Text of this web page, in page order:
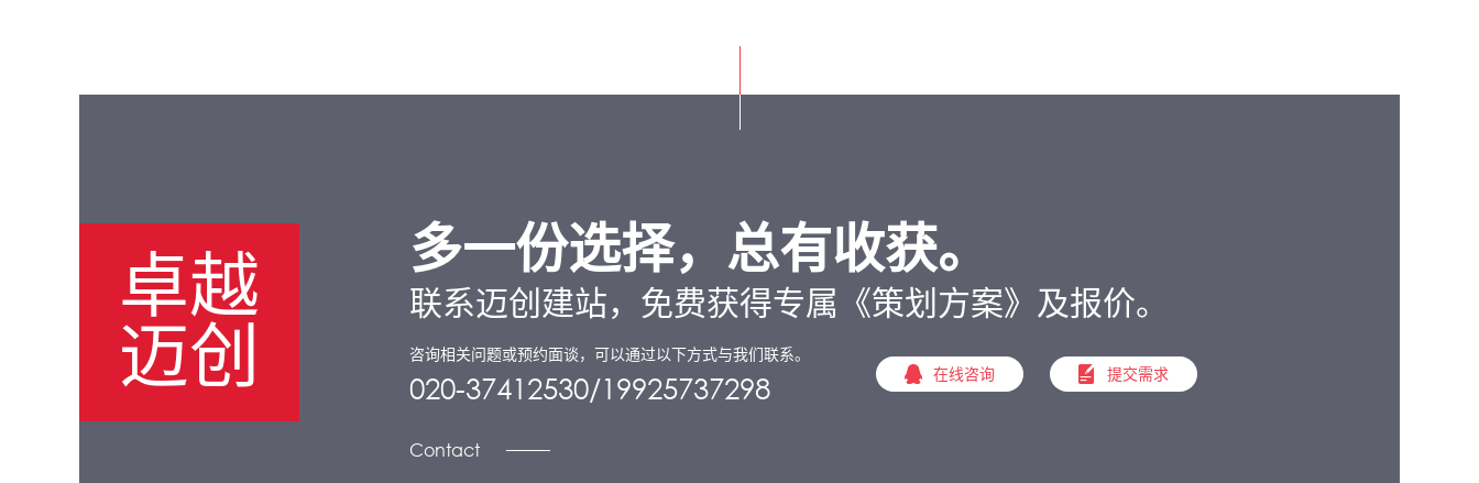
卓越
迈创
多一份选择，总有收获。
联系迈创建站，免费获得专属《策划方案》及报价。
咨询相关问题或预约面谈，可以通过以下方式与我们联系。
020-37412530/19925737298 在线咨询 提交需求
Contact